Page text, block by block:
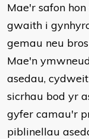
​Mae'r safon
gwaith i
gemau neu
Mae'n
asedau,
sicrhau bod yr
gyfer camau'r
piblinellau